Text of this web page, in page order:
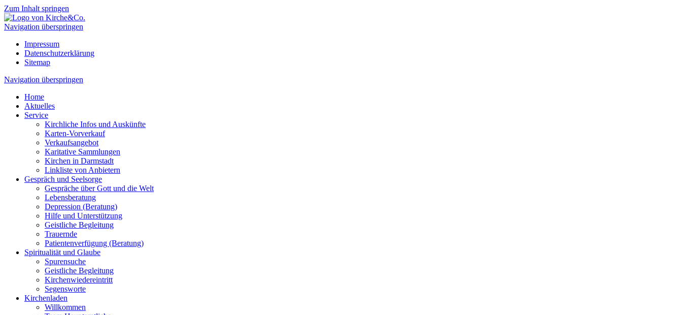
Zum Inhalt springen
Navigation überspringen
Impressum
Datenschutzerklärung
Sitemap
Navigation überspringen
Home
Aktuelles
Service
Kirchliche Infos und Auskünfte
Karten-Vorverkauf
Verkaufsangebot
Karitative Sammlungen
Kirchen in Darmstadt
Linkliste von Anbietern
Gespräch und Seelsorge
Gespräche über Gott und die Welt
Lebensberatung
Depression (Beratung)
Hilfe und Unterstützung
Geistliche Begleitung
Trauernde
Patientenverfügung (Beratung)
Spiritualität und Glaube
Spurensuche
Geistliche Begleitung
Kirchenwiedereintritt
Segensworte
Kirchenladen
Willkommen